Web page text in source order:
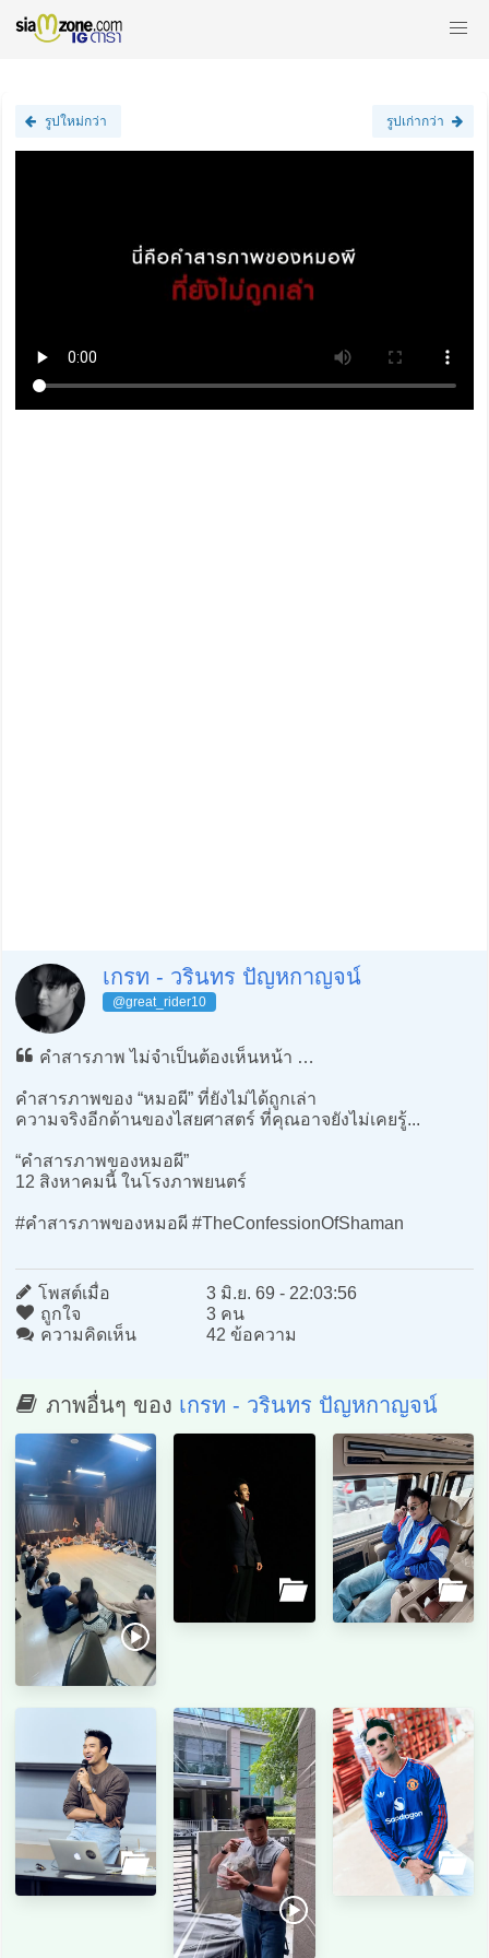
รูปใหม่กว่า รูปเก่ากว่า
เกรท - วรินทร ปัญหกาญจน์
@great_rider10
คำสารภาพ ไม่จำเป็นต้องเห็นหน้า …
คำสารภาพของ “หมอผี” ที่ยังไม่ได้ถูกเล่า
ความจริงอีกด้านของไสยศาสตร์ ที่คุณอาจยังไม่เคยรู้...
“คำสารภาพของหมอผี”
12 สิงหาคมนี้ ในโรงภาพยนตร์
#คำสารภาพของหมอผี #TheConfessionOfShaman
โพสต์เมื่อ
3 มิ.ย. 69 - 22:03:56
ถูกใจ
3 คน
ความคิดเห็น
42 ข้อความ
ภาพอื่นๆ ของ เกรท - วรินทร ปัญหกาญจน์